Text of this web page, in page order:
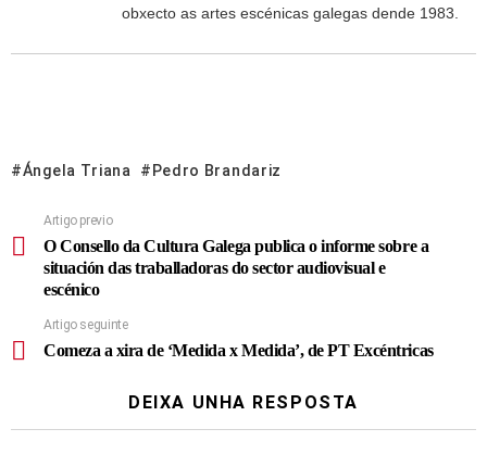
obxecto as artes escénicas galegas dende 1983.
Ángela Triana Pedro Brandariz
Artigo previo
O Consello da Cultura Galega publica o informe sobre a
situación das traballadoras do sector audiovisual e
escénico
Artigo seguinte
Comeza a xira de ‘Medida x Medida’, de PT Excéntricas
DEIXA UNHA RESPOSTA